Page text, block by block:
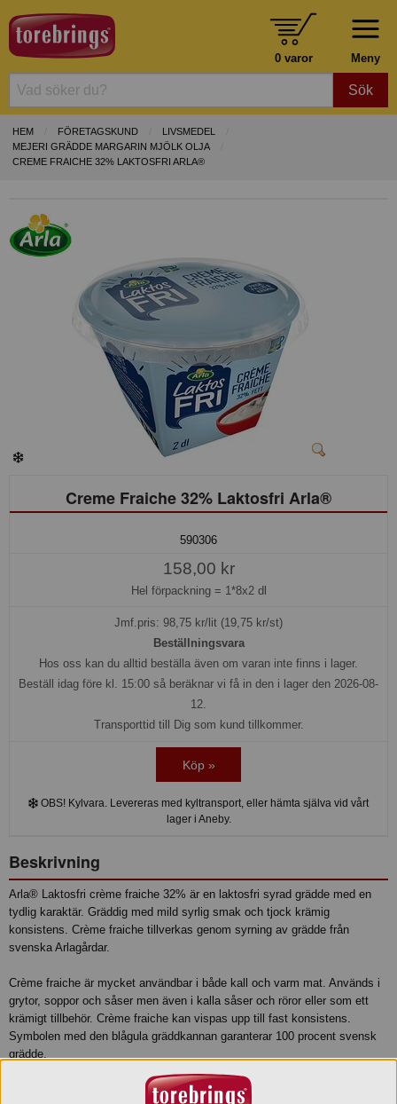
Meny
0 varor
Sök
HEM FÖRETAGSKUND
LIVSMEDEL
MEJERI GRÄDDE MARGARIN MJÖLK OLJA
CREME FRAICHE 32% LAKTOSFRI ARLA®
Creme Fraiche 32% Laktosfri Arla®
590306
158,00 kr
Hel förpackning = 1*8x2 dl
Jmf.pris: 98,75 kr/lit (19,75 kr/st)
Beställningsvara
Hos oss kan du alltid beställa även om varan inte finns i lager.
Beställ idag före kl. 15:00 så beräknar vi få in den i lager den 2026-08-
12.
Transporttid till Dig som kund tillkommer.
Köp »
OBS! Kylvara. Levereras med kyltransport, eller hämta själva vid vårt
lager i Aneby.
Beskrivning
Arla® Laktosfri crème fraiche 32% är en laktosfri syrad grädde med en
tydlig karaktär. Gräddig med mild syrlig smak och tjock krämig
konsistens. Crème fraiche tillverkas genom syrning av grädde från
svenska Arlagårdar.
Crème fraiche är mycket användbar i både kall och varm mat. Används i
grytor, soppor och såser men även i kalla såser och röror eller som ett
krämigt tillbehör. Crème fraiche kan vispas upp till fast konsistens.
Symbolen med den blågula gräddkannan garanterar 100 procent svensk
grädde.
Produktinformation